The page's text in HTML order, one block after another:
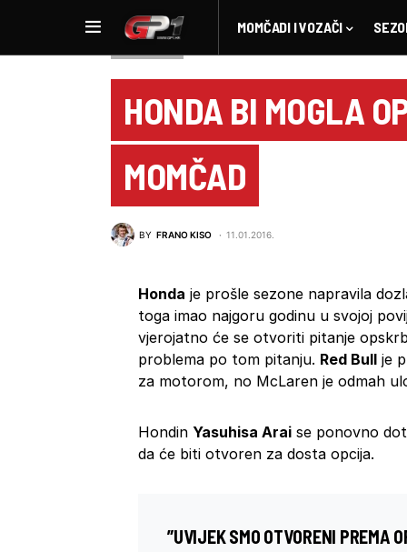
MOMČADI I VOZAČI
HONDA BI MOGLA
MOMČAD
BY FRANO KISO 11.01.2016.
Honda je prošle sezone napravila
toga imao najgoru godinu u svojoj
vjerojatno će se otvoriti pitanje
problema po tom pitanju. Red Bull je
za motorom, no McLaren je odmah
Hondin Yasuhisa Arai se ponovno
da će biti otvoren za dosta opcija.
”UVIJEK SMO OTVORENI PREMA